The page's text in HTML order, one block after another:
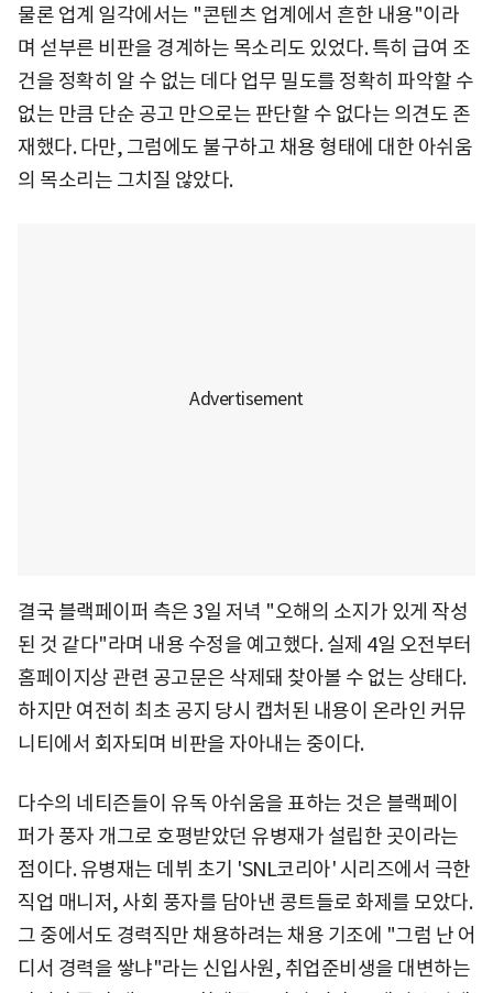
물론 업계 일각에서는 "콘텐츠 업계에서 흔한 내용"이라
며 섣부른 비판을 경계하는 목소리도 있었다. 특히 급여 조
건을 정확히 알 수 없는 데다 업무 밀도를 정확히 파악할 수
없는 만큼 단순 공고 만으로는 판단할 수 없다는 의견도 존
재했다. 다만, 그럼에도 불구하고 채용 형태에 대한 아쉬움
의 목소리는 그치질 않았다.
결국 블랙페이퍼 측은 3일 저녁 "오해의 소지가 있게 작성
된 것 같다"라며 내용 수정을 예고했다. 실제 4일 오전부터
홈페이지상 관련 공고문은 삭제돼 찾아볼 수 없는 상태다.
하지만 여전히 최초 공지 당시 캡처된 내용이 온라인 커뮤
니티에서 회자되며 비판을 자아내는 중이다.
다수의 네티즌들이 유독 아쉬움을 표하는 것은 블랙페이
퍼가 풍자 개그로 호평받았던 유병재가 설립한 곳이라는
점이다. 유병재는 데뷔 초기 'SNL코리아' 시리즈에서 극한
직업 매니저, 사회 풍자를 담아낸 콩트들로 화제를 모았다.
그 중에서도 경력직만 채용하려는 채용 기조에 "그럼 난 어
디서 경력을 쌓냐"라는 신입사원, 취업준비생을 대변하는